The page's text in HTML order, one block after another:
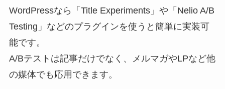
WordPressなら「Title Experiments」や「Nelio A/B
Testing」などのプラグインを使うと簡単に実装可
能です。
A/Bテストは記事だけでなく、メルマガやLPなど他
の媒体でも応用できます。